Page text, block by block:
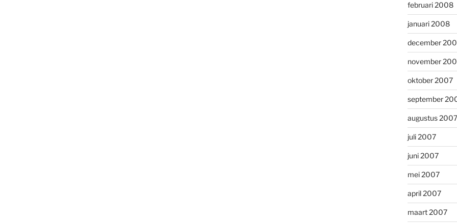
februari 2008
januari 2008
december
november
oktober 2007
september
augustus 2007
juli 2007
juni 2007
mei 2007
april 2007
maart 2007